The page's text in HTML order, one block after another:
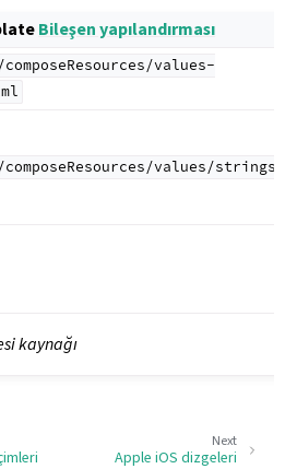
Bileşen yapılandırması
composeResources/values-
composeResources/values/
kaynağı
Next
Apple iOS dizgeleri